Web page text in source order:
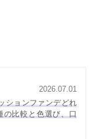
2026.07.01
ションファンデどれ
の比較と色選び、口